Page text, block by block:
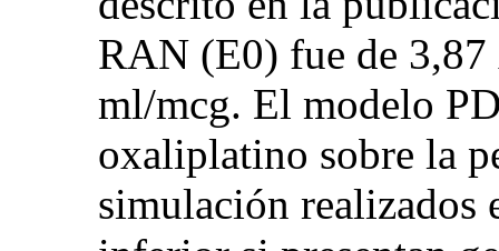
RAN (E0) fue de
ml/mcg. El modelo
oxaliplatino sobre la
simulación realizados